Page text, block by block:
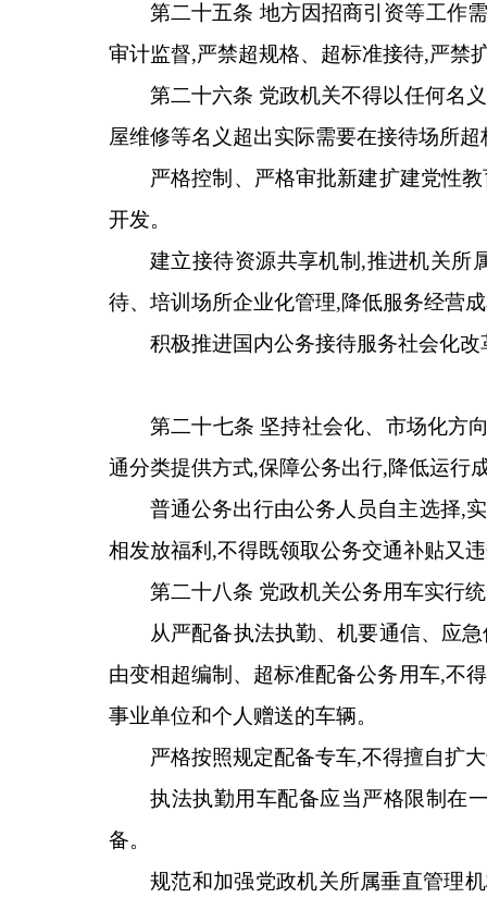
第二十五条 地方因招商引资等工作
审计监督,严禁超规格、超标准接待,严禁
第二十六条 党政机关不得以任何名
屋维修等名义超出实际需要在接待场所
严格控制、严格审批新建扩建党性
开发。
建立接待资源共享机制,推进机关所
待、培训场所企业化管理,降低服务经营
积极推进国内公务接待服务社会化
第二十七条 坚持社会化、市场化方
通分类提供方式,保障公务出行,降低运行
普通公务出行由公务人员自主选择,
相发放福利,不得既领取公务交通补贴又
第二十八条 党政机关公务用车实行
从严配备执法执勤、机要通信、应
由变相超编制、超标准配备公务用车,不
事业单位和个人赠送的车辆。
严格按照规定配备专车,不得擅自扩
执法执勤用车配备应当严格限制在
备。
规范和加强党政机关所属垂直管理